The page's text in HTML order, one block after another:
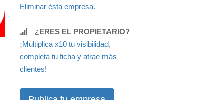
Eliminar ésta empresa.
¿ERES EL PROPIETARIO?
¡Multiplica x10 tu visibilidad,
completa tu ficha y atrae más
clientes!